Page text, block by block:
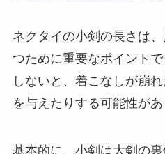
ネクタイの小剣の長さは
つために重要なポイント
しないと、着こなしが崩
を与えたりする可能性があ
基本的に、小剣は大剣の